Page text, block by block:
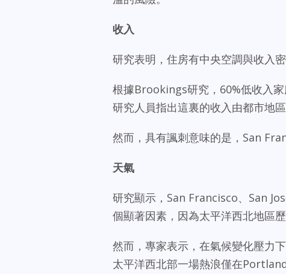
收入
研究表明，住房有中央空調與收入密
根據Brookings研究，60%低收入
研究人員指出這裏的收入由都市地區
然而，具有諷刺意味的是，San
天氣
研究顯示，San Francisco、San
個顯著因素，因為太平洋西北地區
然而，專家表示，在氣候變化壓力
太平洋西北部一場熱浪僅在